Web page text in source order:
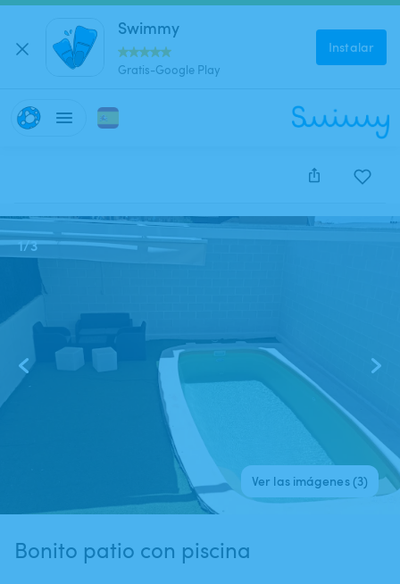
Swimmy
Gratis-Google Play
Instalar
Este anuncio está cerrado y no se puede reservar.
1/3
Ver las imágenes (3)
Bonito patio con piscina